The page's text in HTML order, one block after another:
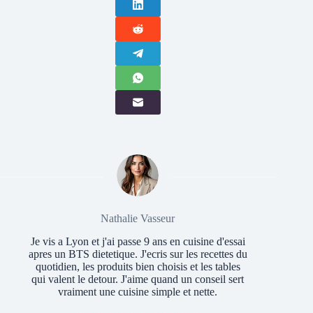
Nathalie Vasseur
Je vis a Lyon et j'ai passe 9 ans en cuisine d'essai
apres un BTS dietetique. J'ecris sur les recettes du
quotidien, les produits bien choisis et les tables
qui valent le detour. J'aime quand un conseil sert
vraiment une cuisine simple et nette.